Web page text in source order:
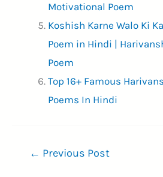
Motivational Poem
Koshish Karne Walo Ki
Poem in Hindi |
Poem
Top 16+ Famous
Poems In Hindi
← Previous Post